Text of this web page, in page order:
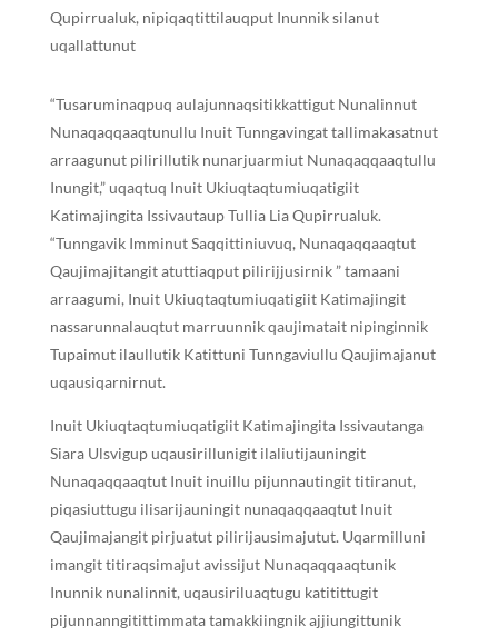
Qupirrualuk, nipiqaqtittilauqput Inunnik silanut
uqallattunut
“Tusaruminaqpuq aulajunnaqsitikkattigut Nunalinnut
Nunaqaqqaaqtunullu Inuit Tunngavingat tallimakasatnut
arraagunut pilirillutik nunarjuarmiut Nunaqaqqaaqtullu
Inungit,” uqaqtuq Inuit Ukiuqtaqtumiuqatigiit
Katimajingita Issivautaup Tullia Lia Qupirrualuk.
“Tunngavik Imminut Saqqittiniuvuq, Nunaqaqqaaqtut
Qaujimajitangit atuttiaqput pilirijjusirnik ” tamaani
arraagumi, Inuit Ukiuqtaqtumiuqatigiit Katimajingit
nassarunnalauqtut marruunnik qaujimatait nipinginnik
Tupaimut ilaullutik Katittuni Tunngaviullu Qaujimajanut
uqausiqarnirnut.
Inuit Ukiuqtaqtumiuqatigiit Katimajingita Issivautanga
Siara Ulsvigup uqausirillunigit ilaliutijauningit
Nunaqaqqaaqtut Inuit inuillu pijunnautingit titiranut,
piqasiuttugu ilisarijauningit nunaqaqqaaqtut Inuit
Qaujimajangit pirjuatut pilirijausimajutut. Uqarmilluni
imangit titiraqsimajut avissijut Nunaqaqqaaqtunik
Inunnik nunalinnit, uqausiriluaqtugu katitittugit
pijunnanngitittimmata tamakkiingnik ajjiungittunik